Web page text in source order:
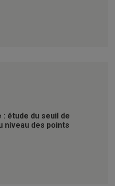
: étude du seuil de
niveau des points